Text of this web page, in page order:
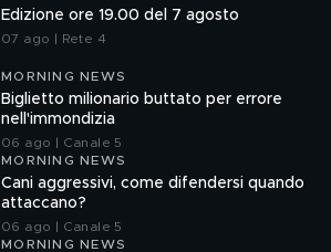
Edizione ore 19.00 del 7 agosto
07 ago | Rete 4
MORNING NEWS
Biglietto milionario buttato per errore
nell'immondizia
06 ago | Canale 5
MORNING NEWS
Cani aggressivi, come difendersi quando
attaccano?
06 ago | Canale 5
MORNING NEWS